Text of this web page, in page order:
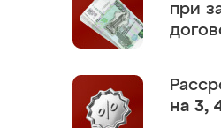
при
на 3,